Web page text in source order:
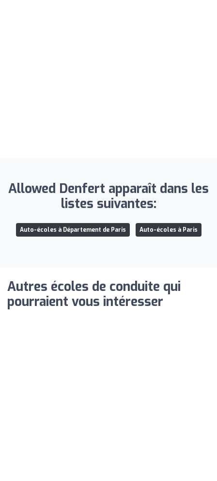
Allowed Denfert apparaît dans les
listes suivantes:
Auto-écoles à Département de Paris Auto-écoles à Paris
Autres écoles de conduite qui
pourraient vous intéresser